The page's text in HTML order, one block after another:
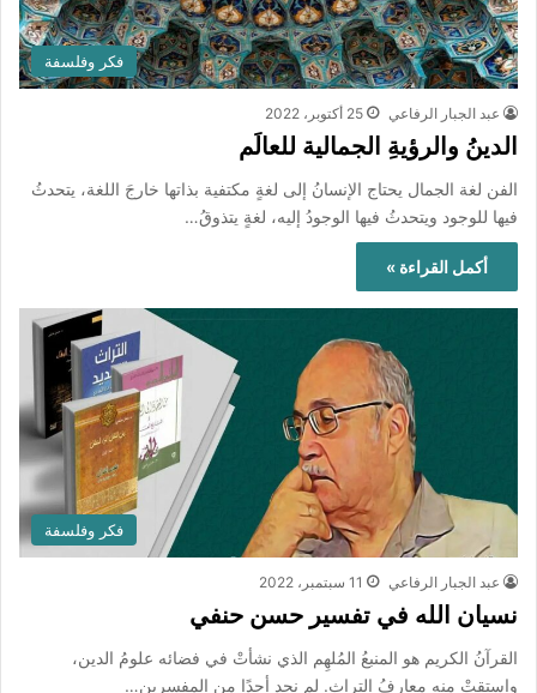
فكر وفلسفة
عبد الجبار الرفاعي 25 أكتوبر، 2022
الدينُ والرؤيةِ الجمالية للعالَم
الفن لغة الجمال يحتاج الإنسانُ إلى لغةٍ مكتفية بذاتها خارجَ اللغة، يتحدثُ
فيها للوجود ويتحدثُ فيها الوجودُ إليه، لغةٍ يتذوقُ…
أكمل القراءة »
فكر وفلسفة
عبد الجبار الرفاعي 11 سبتمبر، 2022
نسيان الله في تفسير حسن حنفي
القرآنُ الكريم هو المنبعُ المُلهِم الذي نشأتْ في فضائه علومُ الدين،
واستقتْ منه معارفُ التراث. لم نجد أحدًا من المفسرين…